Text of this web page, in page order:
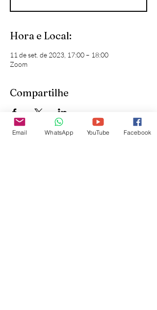
Hora e Local:
11 de set. de 2023, 17:00 – 18:00
Zoom
Compartilhe
Email WhatsApp YouTube Facebook